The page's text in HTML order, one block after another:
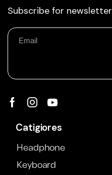
Subscribe for newsletter
Catigiores
Headphone
Keyboard